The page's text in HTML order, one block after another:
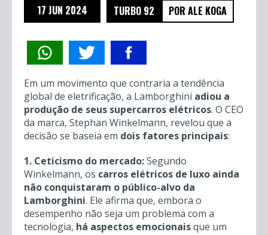
17 JUN 2024 TURBO 92 POR ALE KOGA
Em um movimento que contraria a tendência
global de eletrificação, a Lamborghini adiou a
produção de seus supercarros elétricos. O CEO
da marca, Stephan Winkelmann, revelou que a
decisão se baseia em dois fatores principais:
1. Ceticismo do mercado:Segundo
Winkelmann, os carros elétricos de luxo ainda
não conquistaram o público-alvo da
Lamborghini. Ele afirma que, embora o
desempenho não seja um problema com a
tecnologia, há aspectos emocionaisque um